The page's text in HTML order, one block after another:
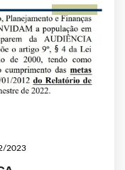
2023